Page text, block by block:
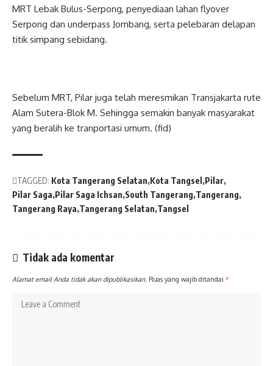
MRT Lebak Bulus-Serpong, penyediaan lahan flyover
Serpong dan underpass Jombang, serta pelebaran delapan
titik simpang sebidang.
Sebelum MRT, Pilar juga telah meresmikan Transjakarta rute
Alam Sutera-Blok M. Sehingga semakin banyak masyarakat
yang beralih ke tranportasi umum. (fid)
TAGGED: Kota Tangerang Selatan Kota Tangsel Pilar
Pilar Saga Pilar Saga Ichsan South Tangerang Tangerang
Tangerang Raya Tangerang Selatan Tangsel
Tidak ada komentar
Alamat email Anda tidak akan dipublikasikan. Ruas yang wajib ditandai *